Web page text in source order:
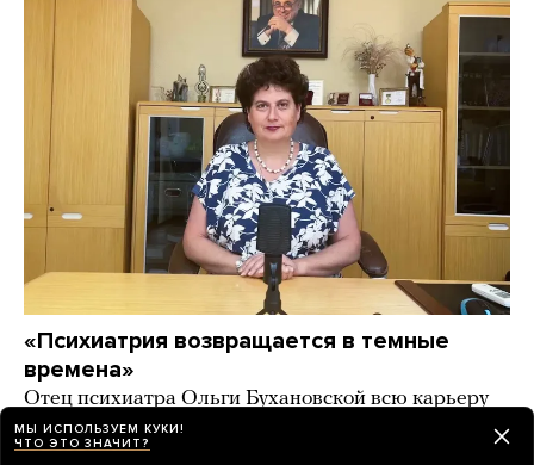
«Психиатрия возвращается в темные
времена»
Отец психиатра Ольги Бухановской всю карьеру
боролся со стигматизацией транслюдей. А его
дочь призывает бороться с «эпидемией
МЫ ИСПОЛЬЗУЕМ КУКИ!
ЧТО ЭТО ЗНАЧИТ?